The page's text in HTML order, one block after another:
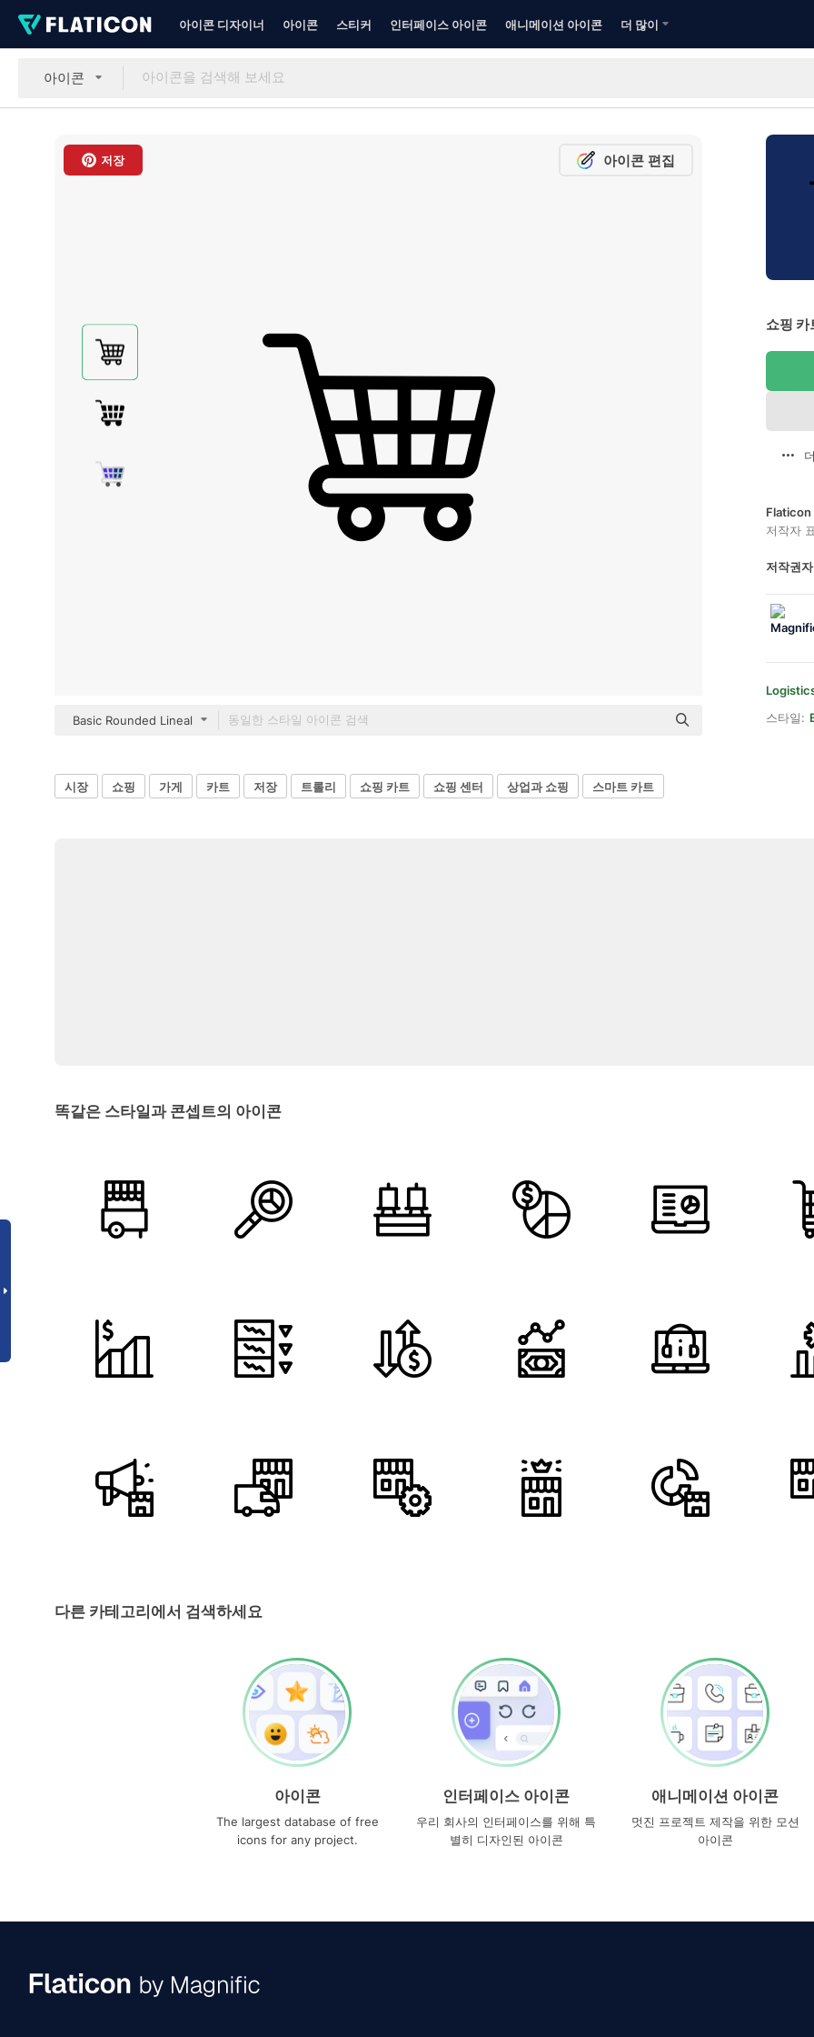
아이콘 디자이너 아이콘 스티커 인터페이스 아이콘 애니메이션 아이콘 더 많이
아이콘
저장 아이콘 편집
Basic Rounded Lineal
쇼핑 카
Flaticon
저작자
저작권
스타일:
시장 쇼핑 가게 카트 저장 트롤리 쇼핑 카트 쇼핑 센터 상업과 쇼핑 스마트 카트
똑같은 스타일과 콘셉트의 아이콘
다른 카테고리에서 검색하세요
아이콘
The largest database of free
icons for any project.
인터페이스 아이콘
우리 회사의 인터페이스를 위해 특
별히 디자인된 아이콘
애니메이션 아이콘
멋진 프로젝트 제작을 위한 모션
아이콘